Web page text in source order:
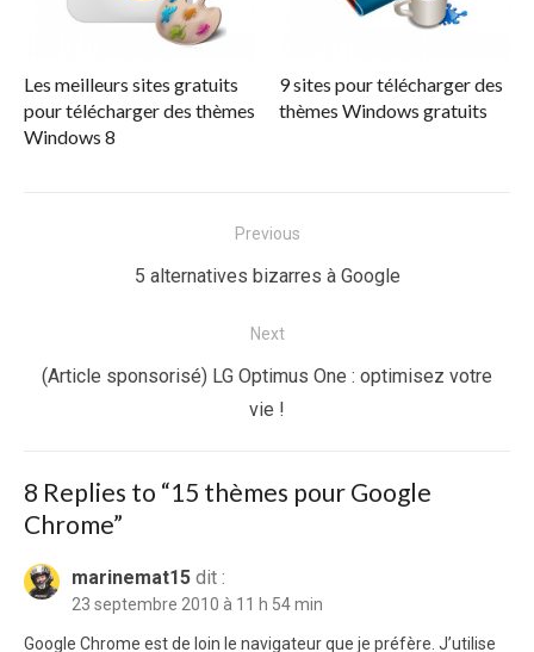
Les meilleurs sites gratuits
pour télécharger des thèmes
Windows 8
9 sites pour télécharger des
thèmes Windows gratuits
Previous
Previous
5 alternatives bizarres à Google
Next
Next
(Article sponsorisé) LG Optimus One : optimisez votre
vie !
8 Replies to “15 thèmes pour Google
Chrome”
marinemat15 dit :
23 septembre 2010 à 11 h 54 min
Google Chrome est de loin le navigateur que je préfère. J’utilise